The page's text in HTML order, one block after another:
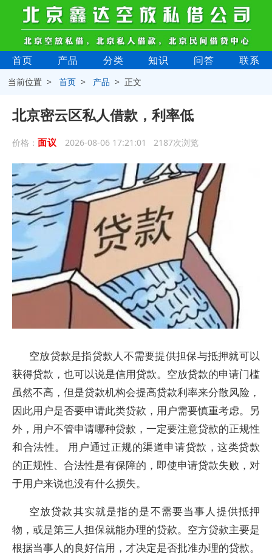
首页 产品 分类 知识 问答 联系
当前位置 >首页 > 产品 > 正文
北京密云区私人借款，利率低
价格： 面议 2026-08-06 17:21:01 2187次浏览
空放贷款是指贷款人不需要提供担保与抵押就可以
获得贷款，也可以说是信用贷款。空放贷款的申请门槛
虽然不高，但是贷款机构会提高贷款利率来分散风险，
因此用户是否要申请此类贷款，用户需要慎重考虑。另
外，用户不管申请哪种贷款，一定要注意贷款的正规性
和合法性。 用户通过正规的渠道申请贷款，这类贷款
的正规性、合法性是有保障的，即使申请贷款失败，对
于用户来说也没有什么损失。
空放贷款其实就是指的是不需要当事人提供抵押
物，或是第三人担保就能办理的贷款。空方贷款主要是
根据当事人的良好信用，才决定是否批准办理的贷款。